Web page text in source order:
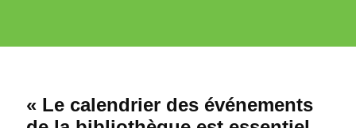
« Le calendrier des événements